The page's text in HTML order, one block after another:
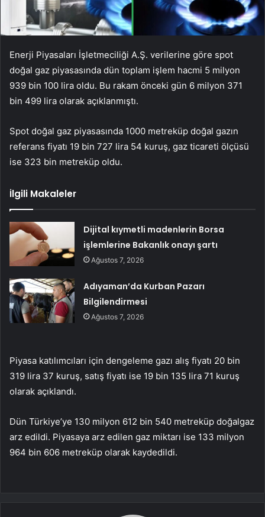
Enerji Piyasaları İşletmeciliği A.Ş. verilerine göre spot
doğal gaz piyasasında dün toplam işlem hacmi 5 milyon
939 bin 100 lira oldu. Bu rakam önceki gün 6 milyon 371
bin 499 lira olarak açıklanmıştı.
Spot doğal gaz piyasasında 1000 metreküp doğal gazın
referans fiyatı 19 bin 727 lira 54 kuruş, gaz ticareti ölçüsü
ise 323 bin metreküp oldu.
İlgili Makaleler
Dijital kıymetli madenlerin Borsa
işlemlerine Bakanlık onayı şartı
Ağustos 7, 2026
Adıyaman’da Kurban Pazarı
Bilgilendirmesi
Ağustos 7, 2026
Piyasa katılımcıları için dengeleme gazı alış fiyatı 20 bin
319 lira 37 kuruş, satış fiyatı ise 19 bin 135 lira 71 kuruş
olarak açıklandı.
Dün Türkiye’ye 130 milyon 612 bin 540 metreküp doğalgaz
arz edildi. Piyasaya arz edilen gaz miktarı ise 133 milyon
964 bin 606 metreküp olarak kaydedildi.